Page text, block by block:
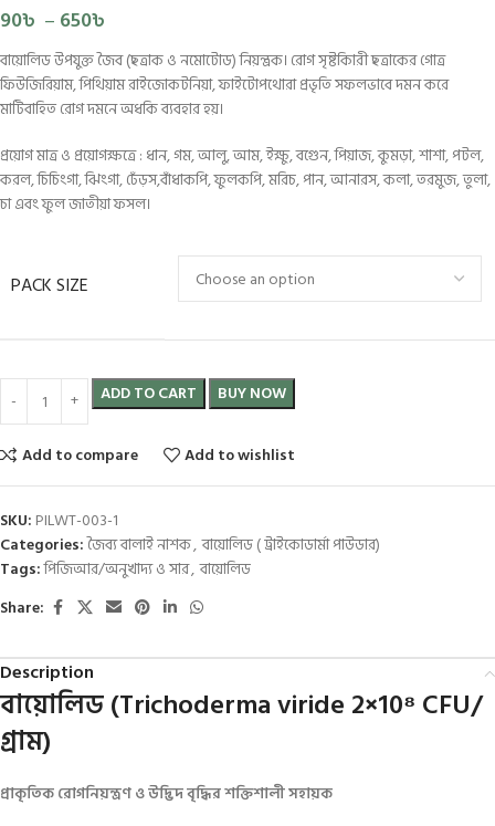
90৳ – 650৳
বায়োলিড উপযুক্ত জৈব (ছত্রাক ও নমোটোড) নিয়ন্ত্রক। রোগ সৃষ্টকিারী ছত্রাকের গোত্র
ফিউজিরিয়াম, পিথিয়াম রাইজোকটনিয়া, ফাইটোপথোরা প্রভৃতি সফলভাবে দমন করে
মাটিবাহিত রোগ দমনে অধকি ব্যবহার হয়।
প্রয়োগ মাত্র ও প্রয়োগক্ষত্রে : ধান, গম, আলু, আম, ইক্ষু, বগেুন, পিয়াজ, কুমড়া, শাশা, পটল,
করল, চিচিংগা, ঝিংগা, ঢেঁড়স,বাঁধাকপি, ফুলকপি, মরিচ, পান, আনারস, কলা, তরমুজ, তুলা,
চা এবং ফুল জাতীয়া ফসল।
PACK SIZE
ADD TO CART BUY NOW
Add to compare Add to wishlist
SKU: PILWT-003-1
Categories:জৈব্য বালাই নাশক, বায়োলিড ( ট্রাইকোডার্মা পাউডার)
Tags:পিজিআর/অনুখাদ্য ও সার, বায়োলিড
Share:
Description
বায়োলিড (Trichoderma viride 2×10⁸ CFU/
গ্রাম)
প্রাকৃতিক রোগনিয়ন্ত্রণ ও উদ্ভিদ বৃদ্ধির শক্তিশালী সহায়ক